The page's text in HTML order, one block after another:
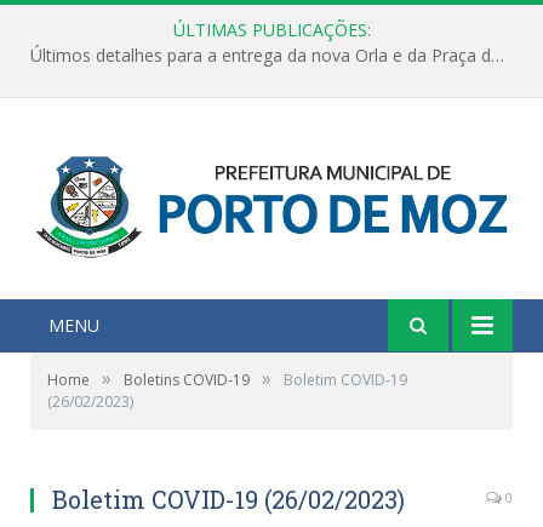
ÚLTIMAS PUBLICAÇÕES:
Últimos detalhes para a entrega da nova Orla e da Praça do Praião
MENU
Home » Boletins COVID-19 »
Boletim COVID-19
(26/02/2023)
Boletim COVID-19 (26/02/2023) 0